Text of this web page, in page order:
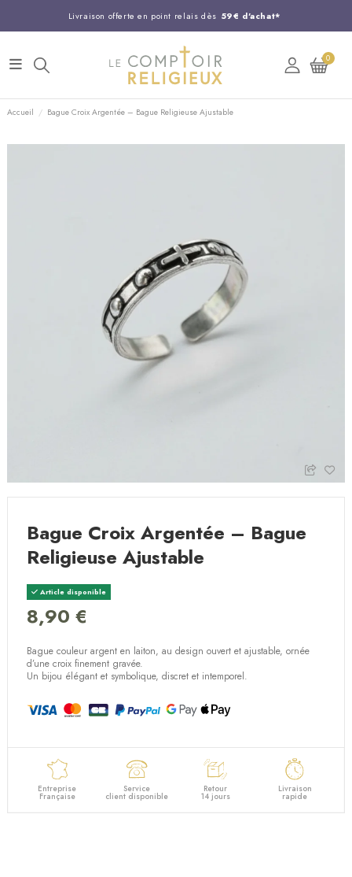
Livraison offerte en point relais dès 59€ d'achat*
Entreprise Française familiale
Support client disponible au 03 20 24 74 15
Commandez avant 14H, expédition le jour même !
0
Accueil Bague Croix Argentée – Bague Religieuse Ajustable
Bague Croix Argentée – Bague
Religieuse Ajustable
Article disponible
8,90 €
Bague couleur argent en laiton, au design ouvert et ajustable, ornée
d’unecroix finement gravée.
Un bijou élégant et symbolique, discret et intemporel.
Entreprise
Française
Service
client disponible
Retour
14 jours
Livraison
rapide